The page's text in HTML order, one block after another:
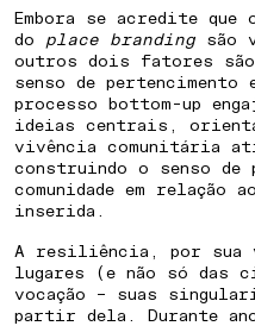
Embora se acredite
do place branding são
outros dois fatores
senso de
processo bottom-up
ideias centrais,
vivência comunitária
construindo o senso de
comunidade em relação
inserida.
A resiliência, por sua
lugares (e não só das
vocação – suas
partir dela. Durante